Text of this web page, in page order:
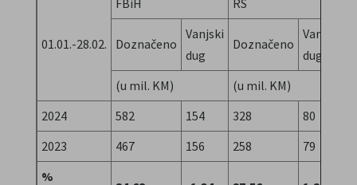
01.01.-28.02.
FBiH RS
Doznačeno
Vanjski
dug
Doznačeno
Vanjski
dug
(u mil. KM) (u mil. KM)
2024
582 154 328 80
2023
467 156 258 79
%